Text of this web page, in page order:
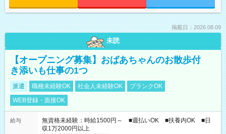
掲載日：2026.08.09
未読
【オープニング募集】おばあちゃんのお散歩付
き添いも仕事の1つ
派遣 職種未経験OK 社会人未経験OK
ブランクOK
WEB登録・面接OK
給与
無資格未経験：時給1500円～ ■週払いOK ■扶養内OK ■日
収1万2000円以上